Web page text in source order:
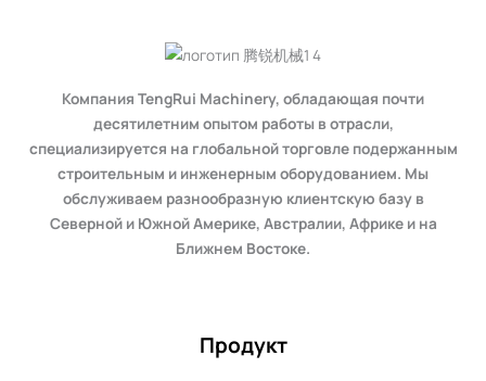
Компания TengRui Machinery, обладающая почти
десятилетним опытом работы в отрасли,
специализируется на глобальной торговле подержанным
строительным и инженерным оборудованием. Мы
обслуживаем разнообразную клиентскую базу в
Северной и Южной Америке, Австралии, Африке и на
Ближнем Востоке.
Продукт